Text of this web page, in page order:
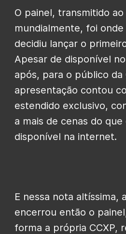
O painel, transmitido ao
mundialmente, foi onde
decidiu lançar o
Apesar de disponível
após, para o público da
apresentação contou
estendido exclusivo,
a mais de cenas do
disponível na internet.
E nessa nota altíssima,
encerrou então o
forma a própria CCXP,